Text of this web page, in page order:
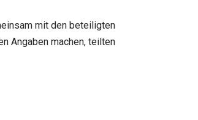
mit den beteiligten
Angaben machen, teilten